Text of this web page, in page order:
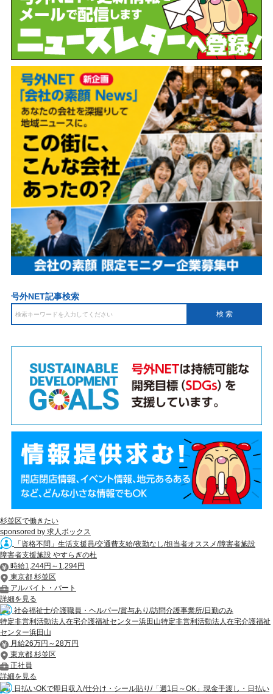
号外NET記事検索
杉並区で働きたい
sponsored by 求人ボックス
「資格不問」生活支援員/交通費支給/夜勤なし/担当者オススメ/障害者施設
障害者支援施設 やすらぎの杜
時給1,244円～1,294円
東京都 杉並区
アルバイト・パート
詳細を見る
社会福祉士/介護職員・ヘルパー/賞与あり/訪問介護事業所/日勤のみ
特定非営利活動法人在宅介護福祉センター浜田山特定非営利活動法人在宅介護福祉
センター浜田山
月給26万円～28万円
東京都 杉並区
正社員
詳細を見る
日払いOKで即日収入/仕分け・シール貼り/「週1日～OK」現金手渡し・日払い